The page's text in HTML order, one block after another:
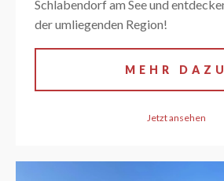
Schlabendorf am See und
der umliegenden Region!
MEHR DAZU
Jetzt ansehen